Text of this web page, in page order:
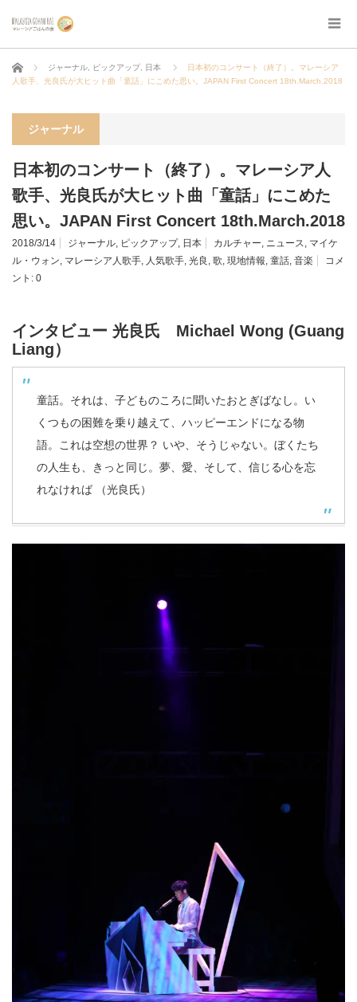
ホーム ジャーナル ピックアップ, 日本
日本初のコンサート（終了）。マレーシア
人歌手、光良氏が大ヒット曲「童話」にこめた思い。JAPAN First Concert 18th.March.2018
ジャーナル
日本初のコンサート（終了）。マレーシア人
歌手、光良氏が大ヒット曲「童話」にこめた
思い。JAPAN First Concert 18th.March.2018
2018/3/14 ジャーナル, ピックアップ, 日本 カルチャー, ニュース, マイケ
ル・ウォン, マレーシア人歌手, 人気歌手, 光良 , 歌, 現地情報, 童話, 音楽
コメ
ント: 0
インタビュー 光良氏 Michael Wong (Guang
Liang）
童話。それは、子どものころに聞いたおとぎばなし。い
くつもの困難を乗り越えて、ハッピーエンドになる物
語。これは空想の世界？ いや、そうじゃない。ぼくたち
の人生も、きっと同じ。夢、愛、そして、信じる心を忘
れなければ （光良氏）